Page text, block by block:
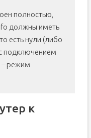
полностью,
должны иметь
есть нули (либо
подключением
– режим
к